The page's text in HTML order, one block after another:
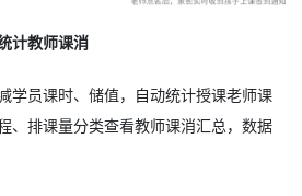
计教师课消
学员课时、储值，自动统计授课老师课
、排课量分类查看教师课消汇总，数据